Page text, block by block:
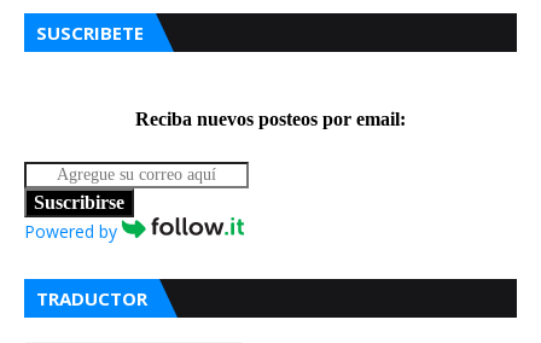
SUSCRIBETE
Reciba nuevos posteos por email:
Suscribirse
Powered by
TRADUCTOR